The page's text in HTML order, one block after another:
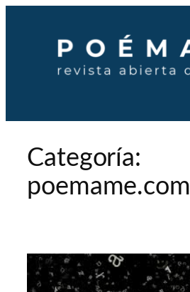
contenido
Categoría:
poemame.com